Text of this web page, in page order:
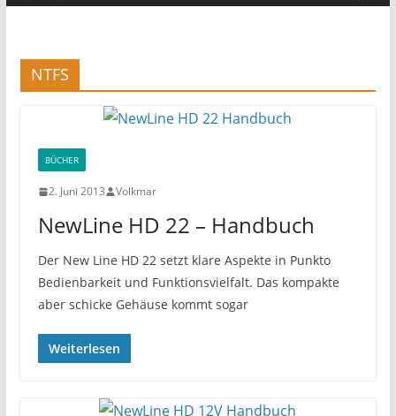
NTFS
BÜCHER
2. Juni 2013 Volkmar
NewLine HD 22 – Handbuch
Der New Line HD 22 setzt klare Aspekte in Punkto
Bedienbarkeit und Funktionsvielfalt. Das kompakte
aber schicke Gehäuse kommt sogar
Weiterlesen